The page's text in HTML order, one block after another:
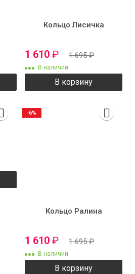
Кольцо Лисичка
1 610 ₽ 1 695₽
В наличии
В корзину
Кольцо Ралина
1 610 ₽ 1 695₽
В наличии
В корзину
-6%